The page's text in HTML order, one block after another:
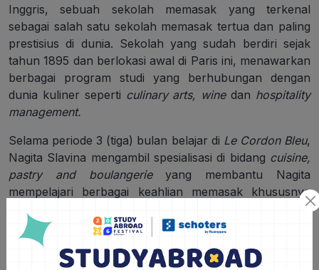
Inggris, sebuah sekolah memasak yang terkenal
sebagai salah satu sekolah memasak tertua dan paling
prestisius di dunia. Sekolah yang sudah berdiri sejak
tahun 1895 dan berlokasi awal di Paris ini, menawarkan
berbagai program studi yang berhubungan dengan
dunia kuliner seperti culinary arts, winedan hospitality
management.
Selama periode 3 (tiga) bulan belajar di Le Cordon Bleu,
Nagita Slavina mengambil spesialisasi di bidang cuisine,
pastry and boulangerieyang membantu Nagita
mempelajari berbagai keahlian memasak khususnya
keahlian membuat kue dan roti. Pengalamannya belajar
di salah satu sekolah memasak terbaik dunia ini
membantu Nagina merintis beberapa bisnis kuliner
lainnya di luar bisnis media, seperti Gigieat Cake